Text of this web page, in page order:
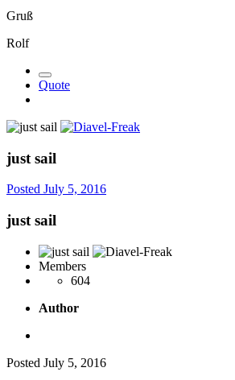
Gruß
Rolf
Quote
just sail
Posted July 5, 2016
just sail
Members
604
Author
Posted July 5, 2016